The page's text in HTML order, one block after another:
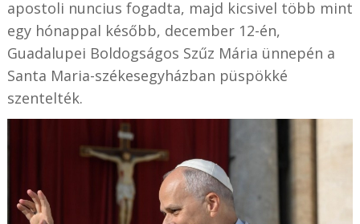
apostoli nuncius fogadta, majd kicsivel több mint
egy hónappal később, december 12-én,
Guadalupei Boldogságos Szűz Mária ünnepén a
Santa Maria-székesegyházban püspökké
szentelték.